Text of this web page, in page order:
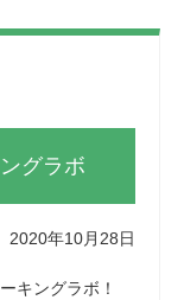
グラボ
2020年10月28日
キングラボ！